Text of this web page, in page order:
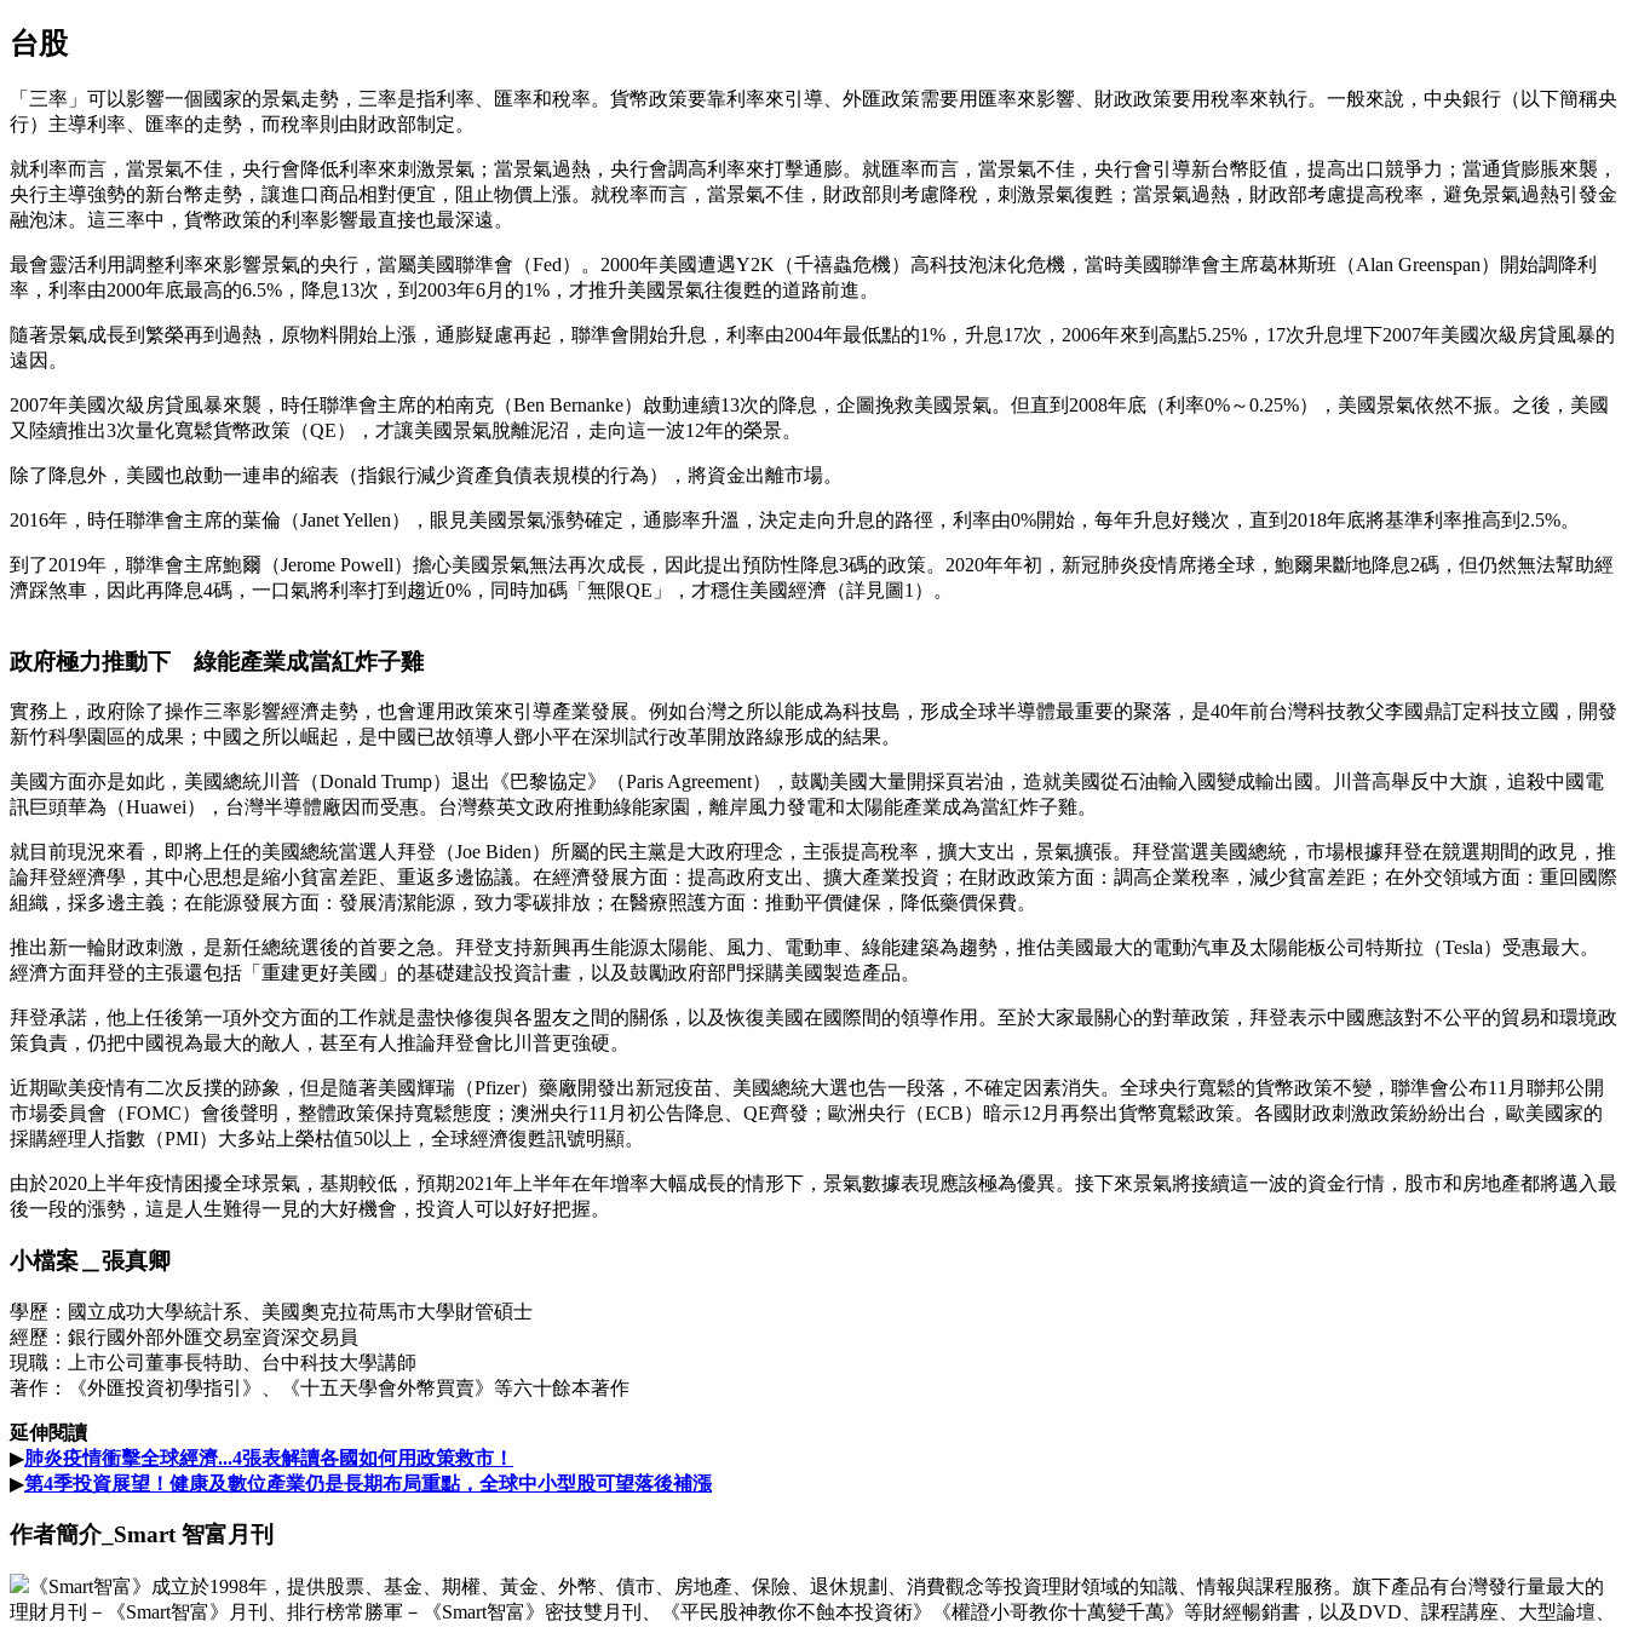
台股
「三率」可以影響一個國家的景氣走勢，三率是指利率、匯率和稅率。貨幣政策要靠利率來引導、外匯政策需要用匯率來影響、財政政策要用稅率來執行。一般來說，中央銀行（以下簡稱央
行）主導利率、匯率的走勢，而稅率則由財政部制定。
就利率而言，當景氣不佳，央行會降低利率來刺激景氣；當景氣過熱，央行會調高利率來打擊通膨。就匯率而言，當景氣不佳，央行會引導新台幣貶值，提高出口競爭力；當通貨膨脹來襲，
央行主導強勢的新台幣走勢，讓進口商品相對便宜，阻止物價上漲。就稅率而言，當景氣不佳，財政部則考慮降稅，刺激景氣復甦；當景氣過熱，財政部考慮提高稅率，避免景氣過熱引發金
融泡沫。這三率中，貨幣政策的利率影響最直接也最深遠。
最會靈活利用調整利率來影響景氣的央行，當屬美國聯準會（Fed）。2000年美國遭遇Y2K（千禧蟲危機）高科技泡沫化危機，當時美國聯準會主席葛林斯班（Alan Greenspan）開始調降利
率，利率由2000年底最高的6.5%，降息13次，到2003年6月的1%，才推升美國景氣往復甦的道路前進。
隨著景氣成長到繁榮再到過熱，原物料開始上漲，通膨疑慮再起，聯準會開始升息，利率由2004年最低點的1%，升息17次，2006年來到高點5.25%，17次升息埋下2007年美國次級房貸風暴的
遠因。
2007年美國次級房貸風暴來襲，時任聯準會主席的柏南克（Ben Bernanke）啟動連續13次的降息，企圖挽救美國景氣。但直到2008年底（利率0%～0.25%），美國景氣依然不振。之後，美國
又陸續推出3次量化寬鬆貨幣政策（QE），才讓美國景氣脫離泥沼，走向這一波12年的榮景。
除了降息外，美國也啟動一連串的縮表（指銀行減少資產負債表規模的行為），將資金出離市場。
2016年，時任聯準會主席的葉倫（Janet Yellen），眼見美國景氣漲勢確定，通膨率升溫，決定走向升息的路徑，利率由0%開始，每年升息好幾次，直到2018年底將基準利率推高到2.5%。
到了2019年，聯準會主席鮑爾（Jerome Powell）擔心美國景氣無法再次成長，因此提出預防性降息3碼的政策。2020年年初，新冠肺炎疫情席捲全球，鮑爾果斷地降息2碼，但仍然無法幫助經
濟踩煞車，因此再降息4碼，一口氣將利率打到趨近0%，同時加碼「無限QE」，才穩住美國經濟（詳見圖1）。
政府極力推動下 綠能產業成當紅炸子雞
實務上，政府除了操作三率影響經濟走勢，也會運用政策來引導產業發展。例如台灣之所以能成為科技島，形成全球半導體最重要的聚落，是40年前台灣科技教父李國鼎訂定科技立國，開發
新竹科學園區的成果；中國之所以崛起，是中國已故領導人鄧小平在深圳試行改革開放路線形成的結果。
美國方面亦是如此，美國總統川普（Donald Trump）退出《巴黎協定》（Paris Agreement），鼓勵美國大量開採頁岩油，造就美國從石油輸入國變成輸出國。川普高舉反中大旗，追殺中國電
訊巨頭華為（Huawei），台灣半導體廠因而受惠。台灣蔡英文政府推動綠能家園，離岸風力發電和太陽能產業成為當紅炸子雞。
就目前現況來看，即將上任的美國總統當選人拜登（Joe Biden）所屬的民主黨是大政府理念，主張提高稅率，擴大支出，景氣擴張。拜登當選美國總統，市場根據拜登在競選期間的政見，推
論拜登經濟學，其中心思想是縮小貧富差距、重返多邊協議。在經濟發展方面：提高政府支出、擴大產業投資；在財政政策方面：調高企業稅率，減少貧富差距；在外交領域方面：重回國際
組織，採多邊主義；在能源發展方面：發展清潔能源，致力零碳排放；在醫療照護方面：推動平價健保，降低藥價保費。
推出新一輪財政刺激，是新任總統選後的首要之急。拜登支持新興再生能源太陽能、風力、電動車、綠能建築為趨勢，推估美國最大的電動汽車及太陽能板公司特斯拉（Tesla）受惠最大。
經濟方面拜登的主張還包括「重建更好美國」的基礎建設投資計畫，以及鼓勵政府部門採購美國製造產品。
拜登承諾，他上任後第一項外交方面的工作就是盡快修復與各盟友之間的關係，以及恢復美國在國際間的領導作用。至於大家最關心的對華政策，拜登表示中國應該對不公平的貿易和環境政
策負責，仍把中國視為最大的敵人，甚至有人推論拜登會比川普更強硬。
近期歐美疫情有二次反撲的跡象，但是隨著美國輝瑞（Pfizer）藥廠開發出新冠疫苗、美國總統大選也告一段落，不確定因素消失。全球央行寬鬆的貨幣政策不變，聯準會公布11月聯邦公開
市場委員會（FOMC）會後聲明，整體政策保持寬鬆態度；澳洲央行11月初公告降息、QE齊發；歐洲央行（ECB）暗示12月再祭出貨幣寬鬆政策。各國財政刺激政策紛紛出台，歐美國家的
採購經理人指數（PMI）大多站上榮枯值50以上，全球經濟復甦訊號明顯。
由於2020上半年疫情困擾全球景氣，基期較低，預期2021年上半年在年增率大幅成長的情形下，景氣數據表現應該極為優異。接下來景氣將接續這一波的資金行情，股市和房地產都將邁入最
後一段的漲勢，這是人生難得一見的大好機會，投資人可以好好把握。
小檔案＿張真卿
學歷：國立成功大學統計系、美國奧克拉荷馬市大學財管碩士
經歷：銀行國外部外匯交易室資深交易員
現職：上市公司董事長特助、台中科技大學講師
著作：《外匯投資初學指引》、《十五天學會外幣買賣》等六十餘本著作
延伸閱讀
▶肺炎疫情衝擊全球經濟...4張表解讀各國如何用政策救市！
▶第4季投資展望！健康及數位產業仍是長期布局重點，全球中小型股可望落後補漲
作者簡介_Smart 智富月刊
《Smart智富》成立於1998年，提供股票、基金、期權、黃金、外幣、債市、房地產、保險、退休規劃、消費觀念等投資理財領域的知識、情報與課程服務。旗下產品有台灣發行量最大的
理財月刊－《Smart智富》月刊、排行榜常勝軍－《Smart智富》密技雙月刊、《平民股神教你不蝕本投資術》《權證小哥教你十萬變千萬》等財經暢銷書，以及DVD、課程講座、大型論壇、